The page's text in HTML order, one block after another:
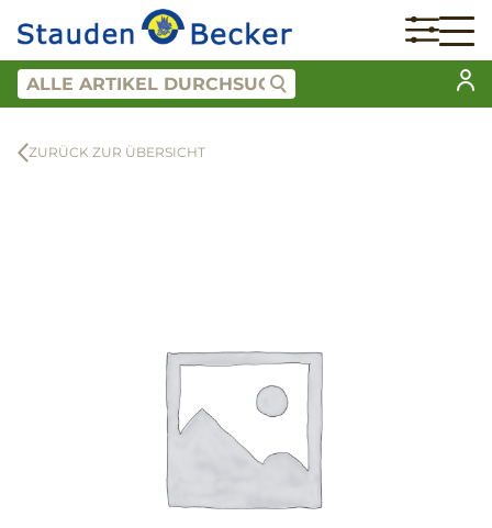
ZURÜCK ZUR ÜBERSICHT